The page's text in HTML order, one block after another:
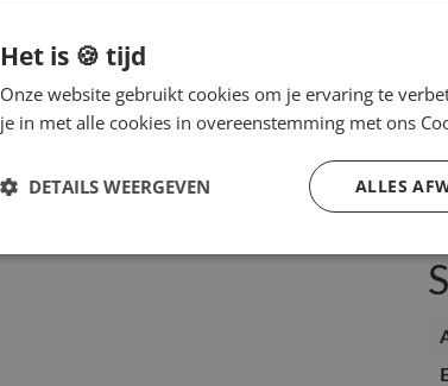
Het is 🍪 tijd
Onze website gebruikt cookies om je ervaring te
je in met alle cookies in overeenstemming met ons
ALLES
DETAILS WEERGEVEN